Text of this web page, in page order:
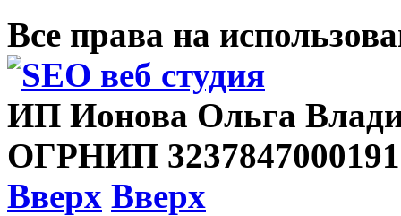
Все права на
ИП Ионова Ольга
ОГРНИП
Вверх Вверх